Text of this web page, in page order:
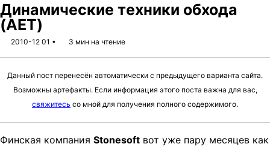
i
m
i
g
n
t
o
t
Динамические техники обхода
(AET)
2010-12 01 3 мин на чтение
Данный пост перенесён автоматически с предыдущего варианта сайта.
Возможны артефакты. Если информация этого поста важна для вас,
свяжитесь со мной для получения полного содержимого.
Финская компания Stonesoft вот уже пару месяцев как